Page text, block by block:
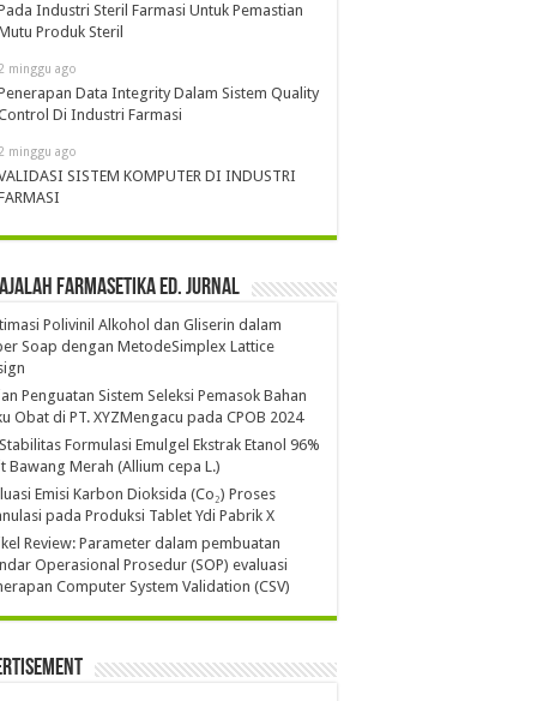
Industri Steril Farmasi Untuk Pemastian
Produk Steril
minggu ago
Data Integrity Dalam Sistem Quality
Di Industri Farmasi
minggu ago
SISTEM KOMPUTER DI INDUSTRI
Farmasetika Ed. Jurnal
Polivinil Alkohol dan Gliserin dalam
Soap dengan MetodeSimplex Lattice
Penguatan Sistem Seleksi Pemasok Bahan
Obat di PT. XYZMengacu pada CPOB 2024
Formulasi Emulgel Ekstrak Etanol 96%
Bawang Merah (Allium cepa L.)
Emisi Karbon Dioksida (Co₂) Proses
pada Produksi Tablet Ydi Pabrik X
Review: Parameter dalam pembuatan
Operasional Prosedur (SOP) evaluasi
Computer System Validation (CSV)